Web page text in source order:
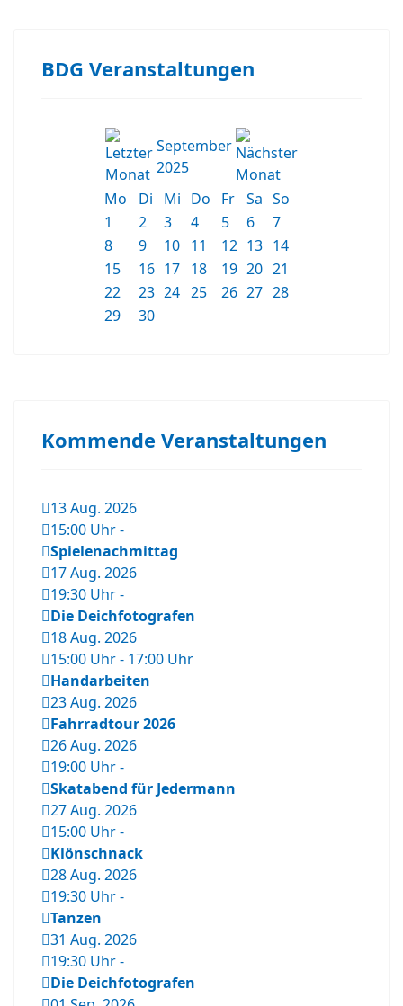
BDG Veranstaltungen
September
2025
Mo
Di Mi Do Fr Sa So
1
2 3 4 5 6
7
8
9 10 11 12 13 14
15
16 17 18 19 20 21
22
23 24 25 26 27 28
29
30
Kommende Veranstaltungen
13 Aug. 2026
15:00 Uhr-
Spielenachmittag
17 Aug. 2026
19:30 Uhr-
Die Deichfotografen
18 Aug. 2026
15:00 Uhr- 17:00 Uhr
Handarbeiten
23 Aug. 2026
Fahrradtour 2026
26 Aug. 2026
19:00 Uhr-
Skatabend für Jedermann
27 Aug. 2026
15:00 Uhr-
Klönschnack
28 Aug. 2026
19:30 Uhr-
Tanzen
31 Aug. 2026
19:30 Uhr-
Die Deichfotografen